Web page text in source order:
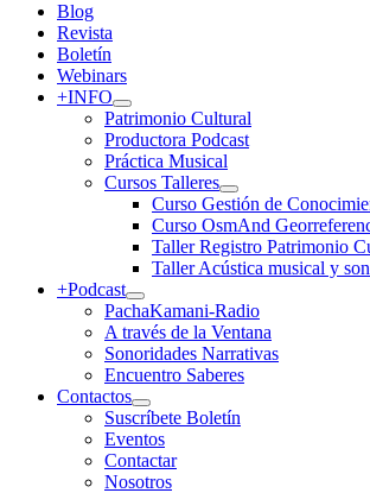
Blog
Revista
Boletín
Webinars
+INFO
Patrimonio Cultural
Productora Podcast
Práctica Musical
Cursos Talleres
Curso Gestión de
Curso OsmAnd
Taller Registro Patrimonio
Taller Acústica musical y
+Podcast
PachaKamani-Radio
A través de la Ventana
Sonoridades Narrativas
Encuentro Saberes
Contactos
Suscríbete Boletín
Eventos
Contactar
Nosotros